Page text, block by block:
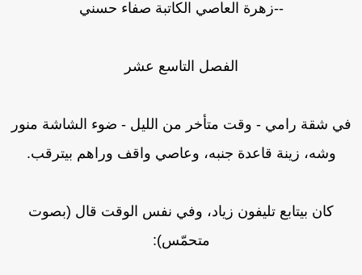
--زهرة العاصي الكاتبة صفاء حسني
الفصل التاسع عشر
شقة رامي - وقت متأخر من الليل - ضوء الشاشة منور
وشه، زينة قاعدة جنبه، وعاصي واقف وراهم بيترقب.
كان بيتابع تليفون زياد، وفي نفس الوقت قال (بصوت
متحمّس):